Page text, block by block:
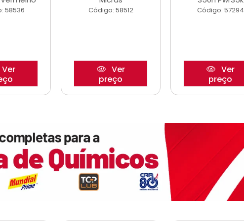
58536
Ver
Código: 58512
Ver
preço
Código: 57294
Ver
preço